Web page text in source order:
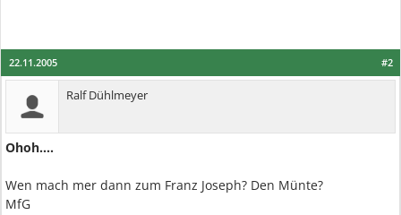
#2
22.11.2005
Ralf Dühlmeyer
Ohoh....
Wen mach mer dann zum Franz Joseph? Den Münte?
MfG